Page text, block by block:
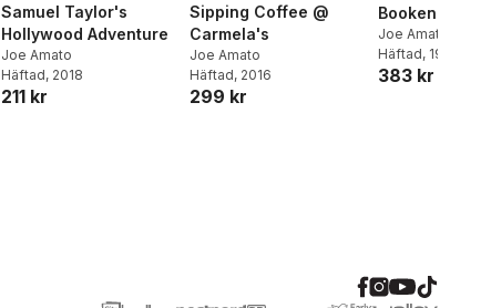
Samuel Taylor's
Hollywood Adventure
Joe Amato
Häftad, 2018
211 kr
Sipping Coffee @
Carmela's
Joe Amato
Häftad, 2016
299 kr
Bookend
Joe Amato
Häftad, 1997
383 kr